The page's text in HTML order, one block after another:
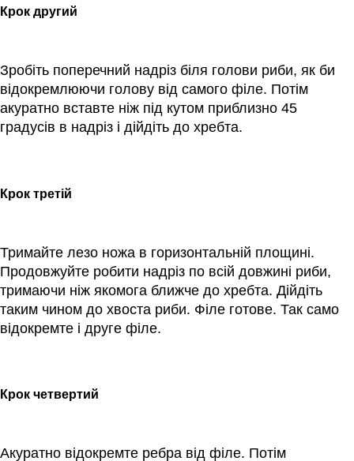
Крок другий
Зробіть поперечний надріз біля голови риби, як би
відокремлюючи голову від самого філе. Потім
акуратно вставте ніж під кутом приблизно 45
градусів в надріз і дійдіть до хребта.
Крок третій
Тримайте лезо ножа в горизонтальній площині.
Продовжуйте робити надріз по всій довжині риби,
тримаючи ніж якомога ближче до хребта. Дійдіть
таким чином до хвоста риби. Філе готове. Так само
відокремте і друге філе.
Крок четвертий
Акуратно відокремте ребра від філе. Потім